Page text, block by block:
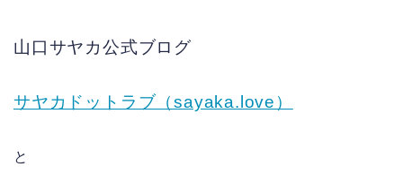
山口サヤカ公式ブログ
サヤカドットラブ（sayaka.love）
と